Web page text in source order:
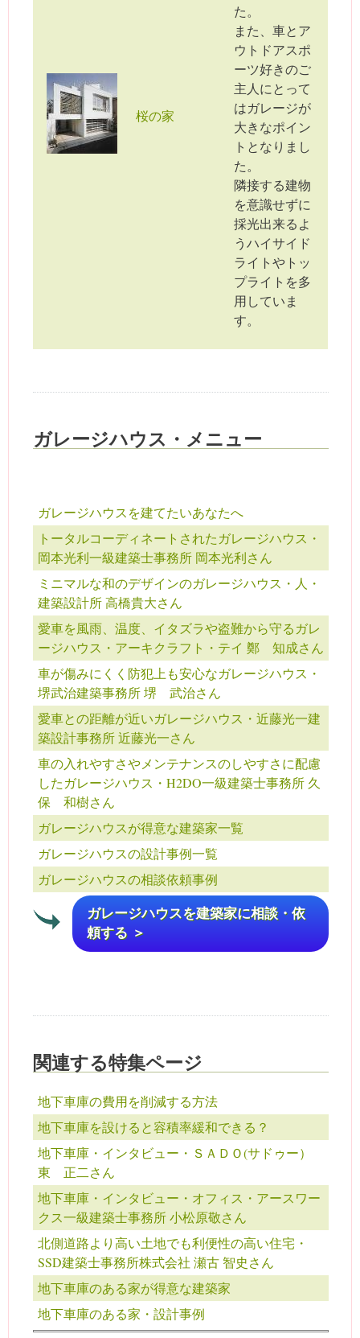
桜の家
た。
また、車とア
ウトドアスポ
ーツ好きのご
主人にとって
はガレージが
大きなポイン
トとなりまし
た。
隣接する建物
を意識せずに
採光出来るよ
うハイサイド
ライトやトッ
プライトを多
用していま
す。
ガレージハウス・メニュー
ガレージハウスを建てたいあなたへ
トータルコーディネートされたガレージハウス・
岡本光利一級建築士事務所 岡本光利さん
ミニマルな和のデザインのガレージハウス・人・
建築設計所 高橋貴大さん
愛車を風雨、温度、イタズラや盗難から守るガレ
ージハウス・アーキクラフト・テイ 鄭 知成さん
車が傷みにくく防犯上も安心なガレージハウス・
堺武治建築事務所 堺 武治さん
愛車との距離が近いガレージハウス・近藤光一建
築設計事務所 近藤光一さん
車の入れやすさやメンテナンスのしやすさに配慮
したガレージハウス・H2DO一級建築士事務所 久
保 和樹さん
ガレージハウスが得意な建築家一覧
ガレージハウスの設計事例一覧
ガレージハウスの相談依頼事例
ガレージハウスを建築家に相談・依
頼する ＞
関連する特集ページ
地下車庫の費用を削減する方法
地下車庫を設けると容積率緩和できる？
地下車庫・インタビュー・ＳＡＤＯ(サドゥー）
東 正二さん
地下車庫・インタビュー・オフィス・アースワー
クス一級建築士事務所 小松原敬さん
北側道路より高い土地でも利便性の高い住宅・
SSD建築士事務所株式会社 瀬古 智史さん
地下車庫のある家が得意な建築家
地下車庫のある家・設計事例